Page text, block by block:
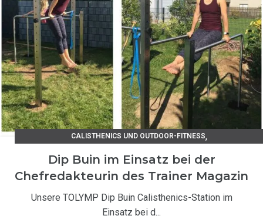
CALISTHENICS UND OUTDOOR-FITNESS,
Dip Buin im Einsatz bei der
Chefredakteurin des Trainer Magazin
Unsere TOLYMP Dip Buin Calisthenics-Station im
Einsatz bei d...